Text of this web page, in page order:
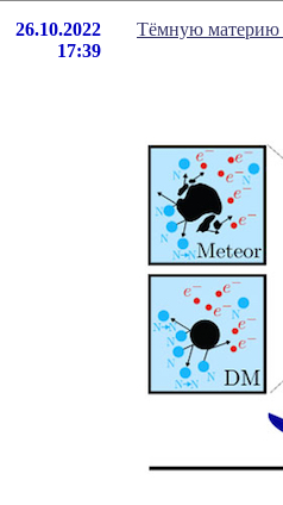
26.10.2022
17:39
Тёмную материю